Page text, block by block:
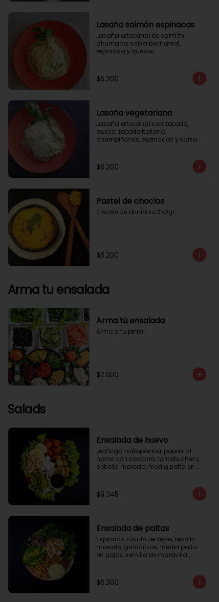
Lasaña salmón espinacas
Lasaña artesanal de salmón
ahumado, salsa bechamel,
espinaca y quesos.
$6.200
Lasaña vegetariana
Lasaña artesanal con zapallo,
queso, zapallo italiano,
champiñones, espinacas y salsa
$6.200
Pastel de choclos
Envase de aluminio 350gr.
$6.200
Arma tu ensalada
Arma tú ensalada
Arma a tu pinta
$2.000
Salads
Ensalada de huevo
Lechuga hidropónica, papas al
horno con cascara, tomate cherry,
cebolla morada, media palta en
balsámica.
$9.345
Ensalada de paltas
Espinaca, rúcula, lentejas, repollo
morado, garbanzos, media palta
en gajos, semilla de maravilla ,
$6.300